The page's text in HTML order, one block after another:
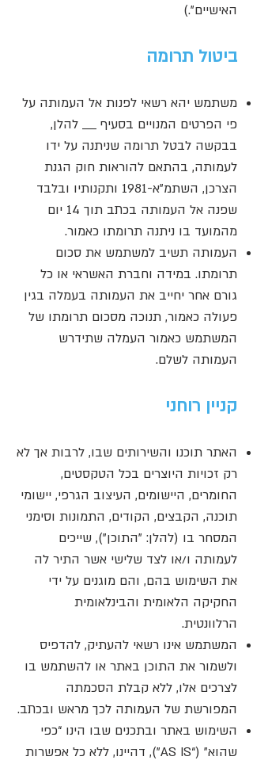
האישיים".)
ביטול תרומה
משתמש יהא רשאי לפנות אל העמותה על
פי הפרטים המנויים בסעיף ___ להלן,
בבקשה לבטל תרומה שניתנה על ידו
לעמותה, בהתאם להוראות חוק הגנת
הצרכן, השתמ"א-1981 ותקנותיו ובלבד
שפנה אל העמותה בכתב תוך 14 יום
מהמועד בו ניתנה תרומתו כאמור.
העמותה תשיב למשתמש את סכום
תרומתו. במידה וחברת האשראי או כל
גורם אחר יחייב את העמותה בעמלה בגין
פעולה כאמור, תנוכה מסכום תרומתו של
המשתמש כאמור העמלה שתידרש
העמותה לשלם.
קניין רוחני
האתר תוכנו והשירותים שבו, לרבות אך לא
רק זכויות היוצרים בכל הטקסטים,
החומרים, היישומים, העיצוב הגרפי, יישומי
תוכנה, הקבצים, הקודים, התמונות וסימני
המסחר בו (להלן: "התוכן"), שייכים
לעמותה ו/או לצד שלישי אשר התיר לה
את השימוש בהם, והם מוגנים על ידי
החקיקה הלאומית והבינלאומית
הרלוונטית.
המשתמש אינו רשאי להעתיק, להדפיס
ולשמור את התוכן באתר או להשתמש בו
לצרכים אלו, ללא קבלת הסכמתה
המפורשת של העמותה לכך מראש ובכתב.
השימוש באתר ובתכנים שבו הינו “כפי
שהוא" (“AS IS"), דהיינו, ללא כל אפשרות